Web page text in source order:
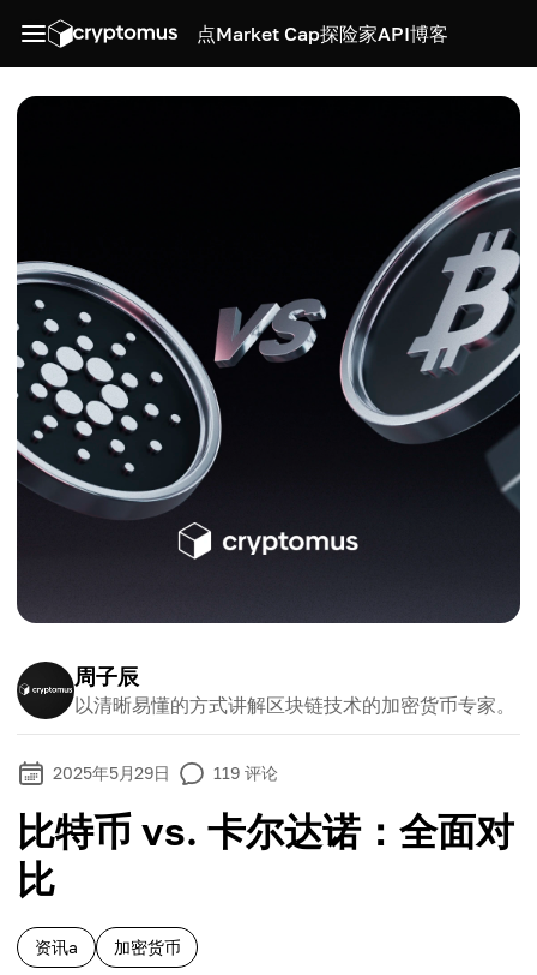
点Market Cap探险家API博客
周子辰
以清晰易懂的方式讲解区块链技术的加密货币专家。
2025年5月29日 119 评论
比特币 vs. 卡尔达诺：全面对
比
资讯a 加密货币